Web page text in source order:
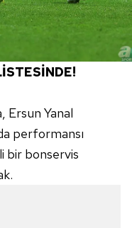
Ersun Yanal
performansı
bir bonservis